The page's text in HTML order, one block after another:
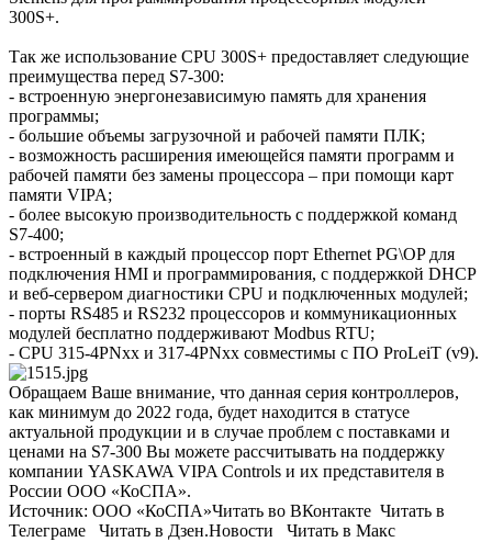
300S+.
Так же использование CPU 300S+ предоставляет следующие
преимущества перед S7-300:
- встроенную энергонезависимую память для хранения
программы;
- большие объемы загрузочной и рабочей памяти ПЛК;
- возможность расширения имеющейся памяти программ и
рабочей памяти без замены процессора – при помощи карт
памяти VIPA;
- более высокую производительность с поддержкой команд
S7-400;
- встроенный в каждый процессор порт Ethernet PG\OP для
подключения HMI и программирования, с поддержкой DHCP
и веб-сервером диагностики CPU и подключенных модулей;
- порты RS485 и RS232 процессоров и коммуникационных
модулей бесплатно поддерживают Modbus RTU;
- CPU 315-4PNxx и 317-4PNxx совместимы с ПО ProLeiT (v9).
Обращаем Ваше внимание, что данная серия контроллеров,
как минимум до 2022 года, будет находится в статусе
актуальной продукции и в случае проблем с поставками и
ценами на S7-300 Вы можете рассчитывать на поддержку
компании YASKAWA VIPA Controls и их представителя в
России ООО «КоСПА».
Источник: ООО «КоСПА»Читать во ВКонтакте Читать в
Телеграме Читать в Дзен.Новости Читать в Макс